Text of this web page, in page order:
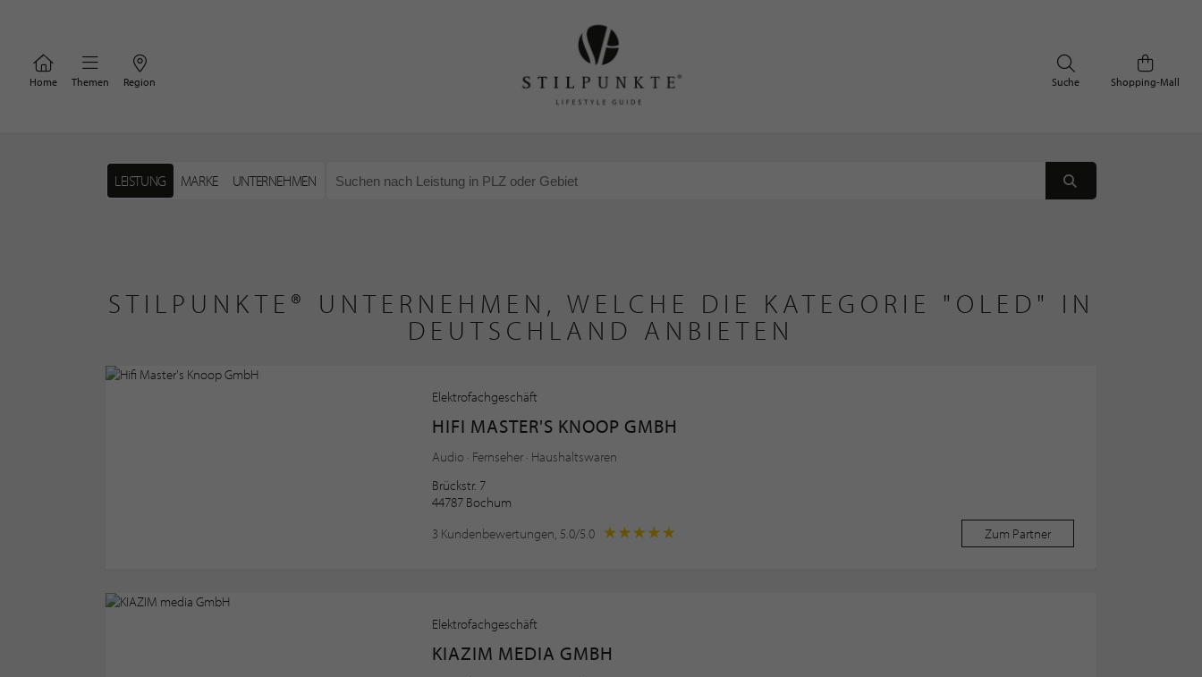
Home Themen Region Shopping-Mall
Suche
LEISTUNG MARKE UNTERNEHMEN
STILPUNKTE® UNTERNEHMEN, WELCHE DIE KATEGORIE "OLED" IN
DEUTSCHLAND ANBIETEN
Elektrofachgeschäft
HIFI MASTER'S KNOOP GMBH
Audio · Fernseher · Haushaltswaren
Brückstr. 7
44787 Bochum
3 Kundenbewertungen, 5.0/5.0
Zum Partner
Elektrofachgeschäft
KIAZIM MEDIA GMBH